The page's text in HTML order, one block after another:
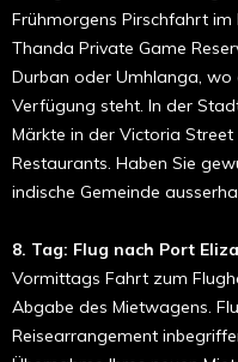
Frühmorgens Pirschfahrt im
Thanda Private Game
Durban oder Umhlanga, wo
Verfügung steht. In der
Märkte in der Victoria
Restaurants. Haben Sie
indische Gemeinde
8. Tag: Flug nach Port
Vormittags Fahrt zum
Abgabe des Mietwagens.
Reisearrangement